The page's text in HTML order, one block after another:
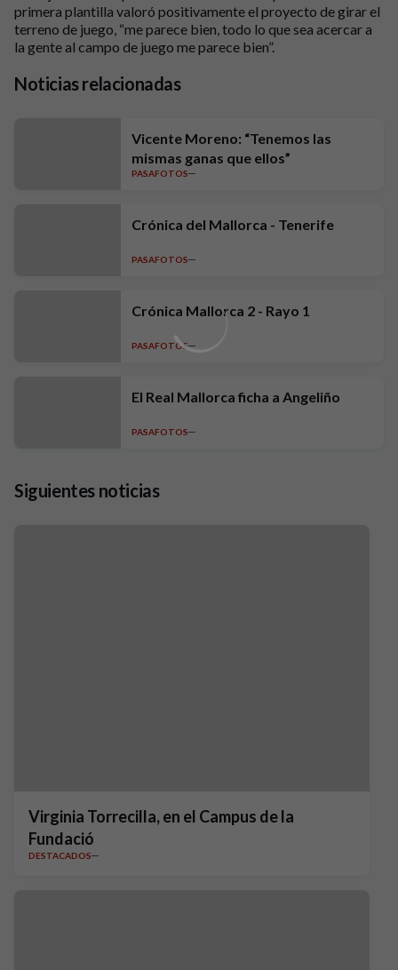
primera plantilla valoró positivamente el proyecto de girar el
terreno de juego, “me parece bien, todo lo que sea acercar a
la gente al campo de juego me parece bien”.
Noticias relacionadas
Vicente Moreno: “Tenemos las
mismas ganas que ellos”
PASAFOTOS
Crónica del Mallorca - Tenerife
PASAFOTOS
Crónica Mallorca 2 - Rayo 1
PASAFOTOS
El Real Mallorca ficha a Angeliño
PASAFOTOS
Siguientes noticias
Virginia Torrecilla, en el Campus de la
Fundació
DESTACADOS